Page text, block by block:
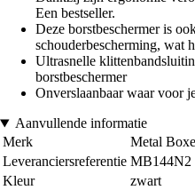
Een bestseller.
Deze borstbeschermer is
schouderbescherming, wat
Ultrasnelle
borstbeschermer
Onverslaanbaar waar voor
Aanvullende informatie
Merk
Metal Boxe
Leveranciersreferentie MB144N2
Kleur
zwart